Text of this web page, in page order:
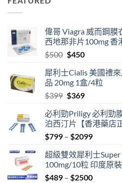
偉哥 Viagra 威而鋼膜
西地那非片100mg 香
$500 Original
was:
$500.
$450Current
is:
$450.
犀利士Cialis 美國禮
品 20mg 1盒/4粒
$399 Original
was:
$399.
$369Current
is:
$369.
必利勁Priligy 必利勁
泊西汀片【香港藥店
$799 – $2099Price
$799
through
$2099
超級雙效犀利士Super
100mg/10粒 印度原
$489 – $2500Price